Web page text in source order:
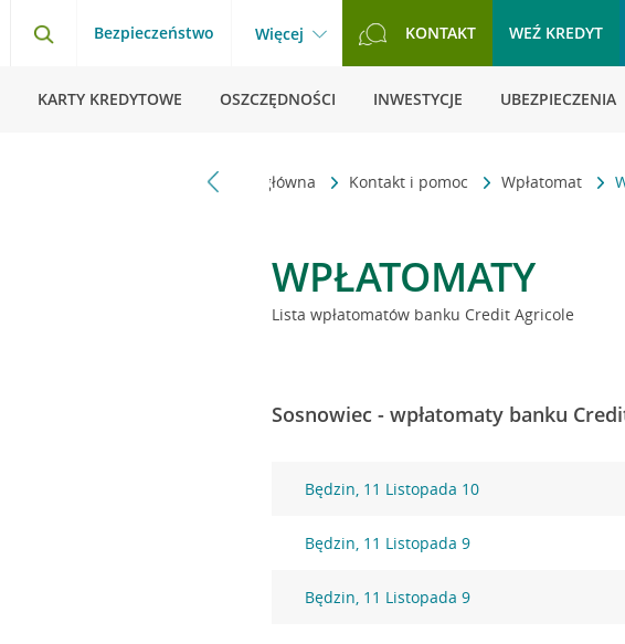
Bezpieczeństwo Więcej KONTAKT WEŹ KREDYT
KARTY KREDYTOWE OSZCZĘDNOŚCI INWESTYCJE UBEZPIECZENIA
Strona główna Kontakt i pomoc Wpłatomat
WPŁATOMATY
Lista wpłatomatów banku Credit Agricole
Sosnowiec - wpłatomaty banku
Będzin, 11 Listopada 10
Będzin, 11 Listopada 9
Będzin, 11 Listopada 9